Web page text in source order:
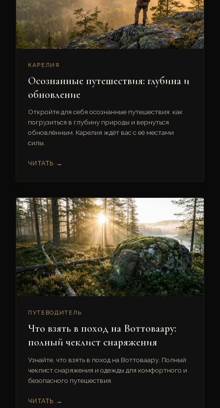
КАРЕЛИЯ
Осознанные путешествия: глубина и
обновление
Откройте для себя осознанные путешествия: как
погрузиться в глубину природы и вернуться
обновлённым. Карелия ждёт вас с её местами
силы.
ЧИТАТЬ →
ПУТЕВОДИТЕЛЬ
Что взять в поход на Воттоваару:
полный чеклист снаряжения
Узнайте, что взять в поход на Воттоваару. Полный
чеклист снаряжения и одежды для комфортного и
безопасного путешествия.
ЧИТАТЬ →